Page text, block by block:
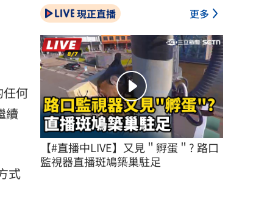
何
續
式
現正直播 更多
【#直播中LIVE】又見＂孵蛋＂? 路口
監視器直播斑鳩築巢駐足